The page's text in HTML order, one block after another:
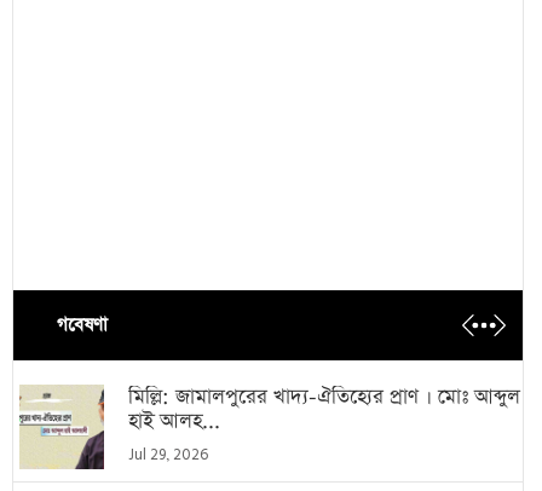
গবেষণা
মিল্লি: জামালপুরের খাদ্য-ঐতিহ্যের প্রাণ । মোঃ আব্দুল
হাই আলহ...
Jul 29, 2026